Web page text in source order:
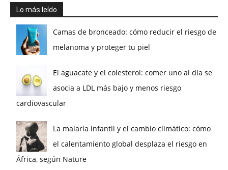
Lo más leído
Camas de bronceado: cómo reducir el riesgo de
melanoma y proteger tu piel
El aguacate y el colesterol: comer uno al día se
asocia a LDL más bajo y menos riesgo
cardiovascular
La malaria infantil y el cambio climático: cómo
el calentamiento global desplaza el riesgo en
África, según Nature